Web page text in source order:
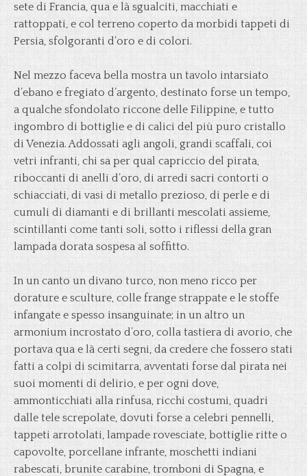
sete di Francia, qua e là sgualciti, macchiati e
rattoppati, e col terreno coperto da morbidi tappeti di
Persia, sfolgoranti d’oro e di colori.
Nel mezzo faceva bella mostra un tavolo intarsiato
d’ebano e fregiato d’argento, destinato forse un tempo,
a qualche sfondolato riccone delle Filippine, e tutto
ingombro di bottiglie e di calici del più puro cristallo
di Venezia. Addossati agli angoli, grandi scaffali, coi
vetri infranti, chi sa per qual capriccio del pirata,
riboccanti di anelli d’oro, di arredi sacri contorti o
schiacciati, di vasi di metallo prezioso, di perle e di
cumuli di diamanti e di brillanti mescolati assieme,
scintillanti come tanti soli, sotto i riflessi della gran
lampada dorata sospesa al soffitto.
In un canto un divano turco, non meno ricco per
dorature e sculture, colle frange strappate e le stoffe
infangate e spesso insanguinate; in un altro un
armonium incrostato d’oro, colla tastiera di avorio, che
portava qua e là certi segni, da credere che fossero stati
fatti a colpi di scimitarra, avventati forse dal pirata nei
suoi momenti di delirio, e per ogni dove,
ammonticchiati alla rinfusa, ricchi costumi, quadri
dalle tele screpolate, dovuti forse a celebri pennelli,
tappeti arrotolati, lampade rovesciate, bottiglie ritte o
capovolte, porcellane infrante, moschetti indiani
rabescati, brunite carabine, tromboni di Spagna, e